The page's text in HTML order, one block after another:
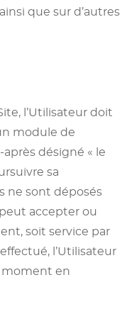
que sur d’autres
l’Utilisateur doit
module de
désigné « le
sa
ne sont déposés
accepter ou
soit service par
l’Utilisateur
moment en